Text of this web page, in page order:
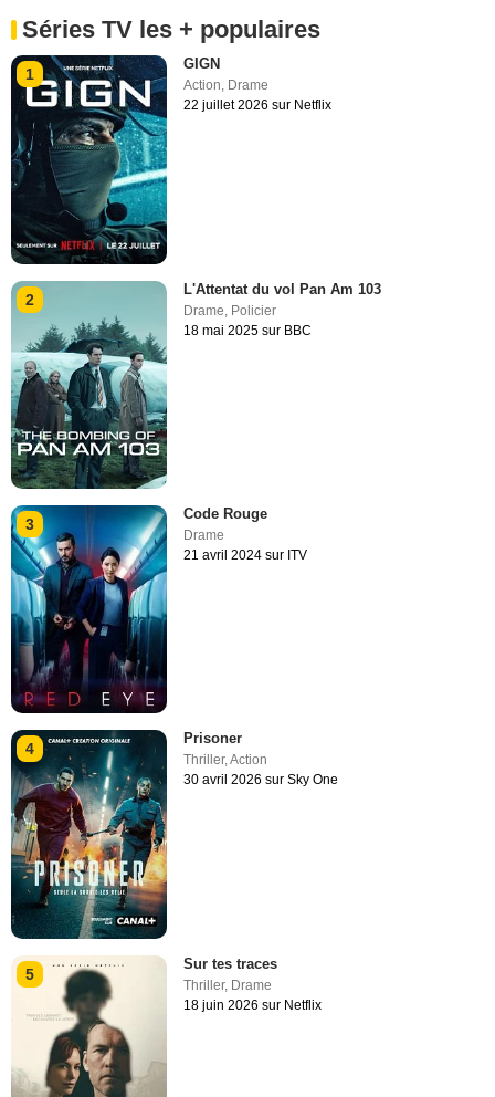
Séries TV les + populaires
1
GIGN
Action, Drame
22 juillet 2026 sur Netflix
2
L'Attentat du vol Pan Am 103
Drame Policier
18 mai 2025 sur BBC
3
Code Rouge
Drame
21 avril 2024 sur ITV
4
Prisoner
Thriller,Action
30 avril 2026 sur Sky One
5
Sur tes traces
Thriller, Drame
18 juin 2026 sur Netflix